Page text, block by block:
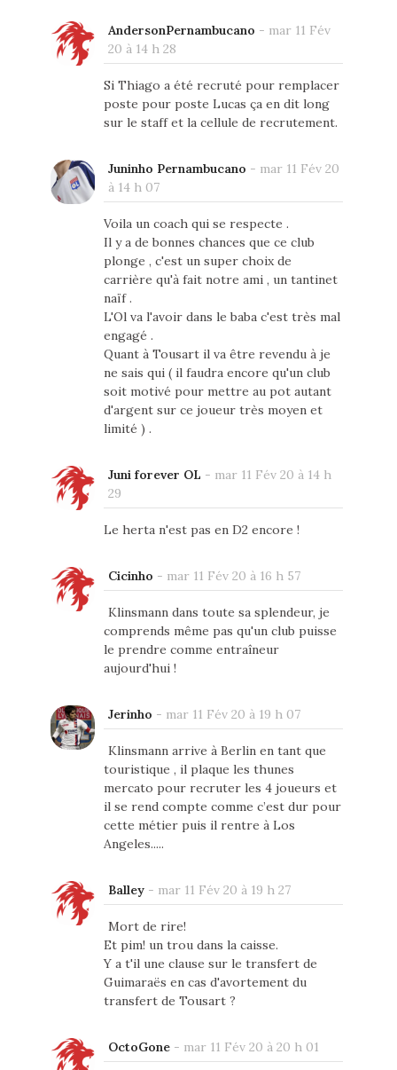
AndersonPernambucano - mar 11 Fév
20 à 14 h 28
Si Thiago a été recruté pour remplacer
poste pour poste Lucas ça en dit long
sur le staff et la cellule de recrutement.
Juninho Pernambucano - mar 11 Fév 20
à 14 h 07
Voila un coach qui se respecte .
Il y a de bonnes chances que ce club
plonge , c'est un super choix de
carrière qu'à fait notre ami , un tantinet
naïf .
L'Ol va l'avoir dans le baba c'est très mal
engagé .
Quant à Tousart il va être revendu à je
ne sais qui ( il faudra encore qu'un club
soit motivé pour mettre au pot autant
d'argent sur ce joueur très moyen et
limité ) .
Juni forever OL - mar 11 Fév 20 à 14 h
29
Le herta n'est pas en D2 encore !
Cicinho - mar 11 Fév 20 à 16 h 57
Klinsmann dans toute sa splendeur, je
comprends même pas qu'un club puisse
le prendre comme entraîneur
aujourd'hui !
Jerinho - mar 11 Fév 20 à 19 h 07
Klinsmann arrive à Berlin en tant que
touristique , il plaque les thunes
mercato pour recruter les 4 joueurs et
il se rend compte comme c’est dur pour
cette métier puis il rentre à Los
Angeles.....
Balley- mar 11 Fév 20 à 19 h 27
Mort de rire!
Et pim! un trou dans la caisse.
Y a t'il une clause sur le transfert de
Guimaraës en cas d'avortement du
transfert de Tousart ?
OctoGone- mar 11 Fév 20 à 20 h 01